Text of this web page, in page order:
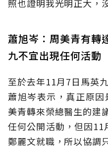
照也證明我光明正大，
蕭旭岑：周美青有轉
九不宜出現任何活動
至於去年11月7日馬英
蕭旭岑表示，真正原
美青轉來榮總醫生的建
任何公開活動，但因
鄭麗文就職，所以協調